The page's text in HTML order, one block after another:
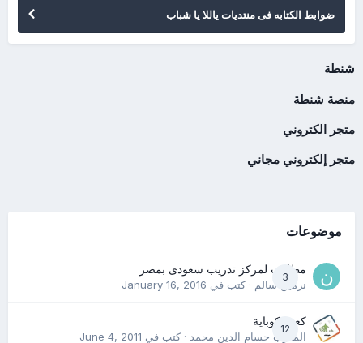
ضوابط الكتابه فى منتديات ياللا يا شباب
شنطة
منصة شنطة
متجر الكتروني
متجر إلكتروني مجاني
موضوعات
3
مطلوب لمركز تدريب سعودى بمصر
نرمين سالم· كتب في January 16, 2016
12
كعب كوباية
المدرب حسام الدين محمد· كتب في June 4, 2011